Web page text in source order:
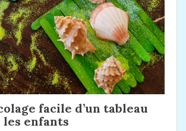
t
:
facile d’un tableau
enfants